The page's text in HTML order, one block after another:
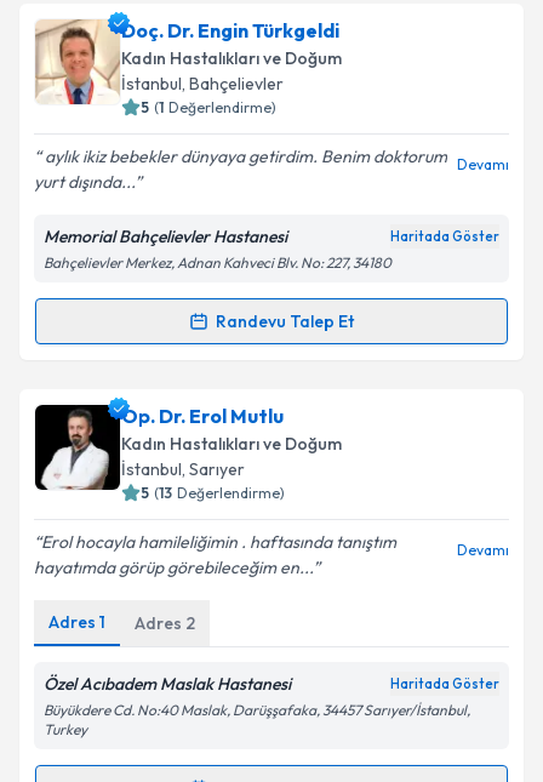
Prof. Dr. Erkut Attar için randevu takvimi talebi
oluşturun. Size bu uzmandan randevu almanız için bir
takvim hazırlandığında e-posta ile bilgilendireceğiz.
E-posta Adresiniz
Kişisel verilerimin işlenmesine ilişkinAydınlatma
kapsamda işlenmesini kabul ediyorum.
Doç. Dr. Engin Türkgeldi
Kadın Hastalıkları ve Doğum
İstanbul, Bahçelievler
( Değerlendirme)
aylık ikiz bebekler dünyaya getirdim. Benim doktorum
yurt dışında...
Memorial Bahçelievler Hastanesi
Bahçelievler Merkez, Adnan Kahveci Blv. No: 227, 34180
Randevu Talep Et
Randevu Takvimi Talebi
Doç. Dr. Engin Türkgeldi
oluşturun. Size bu uzmandan randevu almanız için bir
takvim hazırlandığında e-posta ile bilgilendireceğiz.
E-posta Adresiniz
Kişisel verilerimin işlenmesine ilişkinAydınlatma
kapsamda işlenmesini kabul ediyorum.
Takvim Talebini Gönder
Op. Dr. Erol Mutlu
Kadın Hastalıkları ve Doğum
İstanbul, Sarıyer
( Değerlendirme)
Erol hocayla hamileliğimin . haftasında tanıştım
hayatımda görüp görebileceğim en...
Adres 1 Adres 2
Özel Acıbadem Maslak Hastanesi
Büyükdere Cd. No:40 Maslak, Darüşşafaka, 34457 Sarıyer/İstanbul,
Turkey